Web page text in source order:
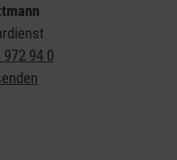
steht
Beförderung und
Fahrgäste
nach der Fahrt.
972 94 0